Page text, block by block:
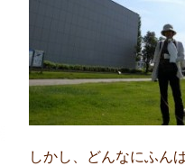
しかし、どんなにふん